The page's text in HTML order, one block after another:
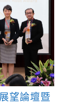
望論壇暨